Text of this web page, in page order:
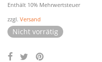
Enthält 10% Mehrwertsteuer
zzgl. Versand
Nicht vorrätig